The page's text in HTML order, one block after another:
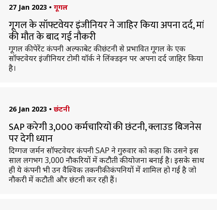
27 Jan 2023 • गूगल
गूगल के सॉफ्टवेयर इंजीनियर ने जाहिर किया अपना दर्द, मां
की मौत के बाद गई नौकरी
गूगल की पेरेंट कंपनी अल्फाबेट की छंटनी से प्रभावित गूगल के एक
सॉफ्टवेयर इंजीनियर टोमी यॉर्क ने लिंक्डइन पर अपना दर्द जाहिर किया
है।
26 Jan 2023 • छंटनी
SAP करेगी 3,000 कर्मचारियों की छंटनी, क्लाउड बिजनेस
पर देगी ध्यान
दिग्गज जर्मन सॉफ्टवेयर कंपनी SAP ने गुरुवार को कहा कि उसने इस
साल लगभग 3,000 नौकरियों में कटौती की योजना बनाई है। इसके साथ
ही ये कंपनी भी उन वैश्विक तकनीकी कंपनियों में शामिल हो गई है जो
नौकरी में कटौती और छंटनी कर रही हैं।